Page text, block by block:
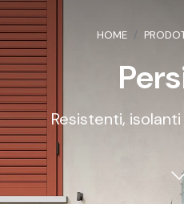
HOME
Resistenti,